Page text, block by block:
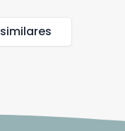
similares